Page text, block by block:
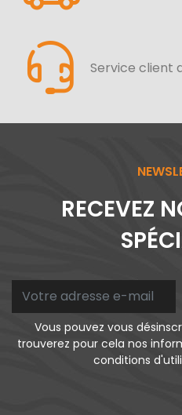
Service client
RECEVEZ
Vous pouvez vous
trouverez pour cela nos
conditions